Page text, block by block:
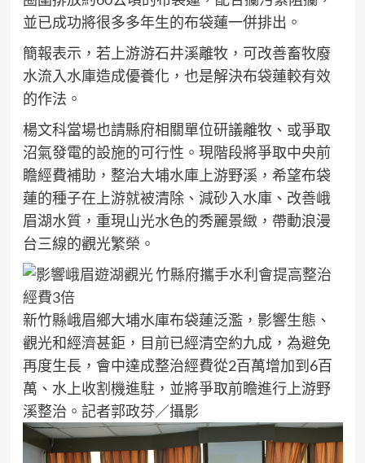
並已成功將很多多年生的布袋蓮一併排出。
簡報表示，若上游游石井溪離牧，可改善畜牧廢
水流入水庫造成優養化，也是解決布袋蓮較有效
的作法。
楊文科當場也請縣府相關單位研議離牧、或爭取
沼氣發電的設施的可行性。現階段將爭取中央前
瞻經費補助，整治大埔水庫上游野溪，希望布袋
蓮的種子在上游就被清除、減砂入水庫、改善峨
眉湖水質，重現山光水色的秀麗景緻，帶動浪漫
台三線的觀光繁榮。
新竹縣峨眉鄉大埔水庫布袋蓮泛濫，影響生態、
觀光和經濟甚鉅，目前已經清空約九成，為避免
再度生長，會中達成整治經費從2百萬增加到6百
萬、水上收割機進駐，並將爭取前瞻進行上游野
溪整治。記者郭政芬／攝影